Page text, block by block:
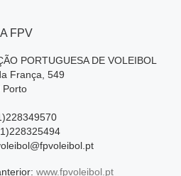
FPV
PORTUGUESA DE VOLEIBOL
França, 549
Porto
www.fpvoleibol.pt